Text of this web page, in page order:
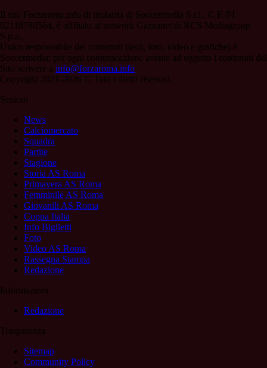
Il sito Forzaroma.info di titolarità di Soccermedia S.r.l., C.F./PI
02118780564, è affiliato al network Gazzanet di RCS Mediagroup
S.p.a..
Unico responsabile dei contenuti (testi, foto, video e grafiche) è
Soccermedia; per ogni comunicazione avente ad oggetto i contenuti del
Sito scrivere a info@forzaroma.info
Copyright 2021-2026 © Tutti i diritti riservati.
Sezioni
News
Calciomercato
Squadra
Partite
Stagione
Storia AS Roma
Primavera AS Roma
Femminile AS Roma
Giovanili AS Roma
Coppa Italia
Info Biglietti
Foto
Video AS Roma
Rassegna Stampa
Redazione
Informazioni
Redazione
Trasparenza
Sitemap
Community Policy